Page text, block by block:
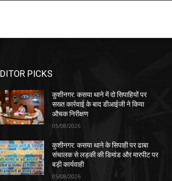
PICKS
कुशीनगर: कसया थाने में दो सिपाहियों पर
सख्त कार्रवाई के बाद डीआईजी ने किया
औचक निरीक्षण
05/08/2026
कुशीनगर: कसया थाने के सिपाही पर ढाबा
संचालक से लड़की की डिमांड और मारपीट पर
बड़ी कार्यवाही
05/08/2026